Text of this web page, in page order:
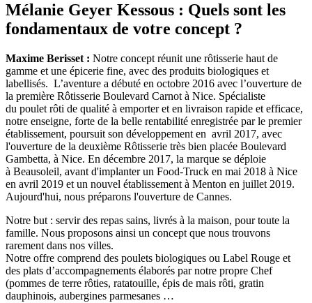
Mélanie Geyer Kessous : Quels sont les
fondamentaux de votre concept ?
Maxime Berisset : Notre concept réunit une rôtisserie haut de
gamme et une épicerie fine, avec des produits biologiques et
labellisés. L’aventure a débuté en octobre 2016 avec l’ouverture de
la première Rôtisserie Boulevard Carnot à Nice. Spécialiste
du poulet rôti de qualité à emporter et en livraison rapide et efficace,
notre enseigne, forte de la belle rentabilité enregistrée par le premier
établissement, poursuit son développement en avril 2017, avec
l'ouverture de la deuxième Rôtisserie très bien placée Boulevard
Gambetta, à Nice. En décembre 2017, la marque se déploie
à Beausoleil, avant d'implanter un Food-Truck en mai 2018 à Nice
en avril 2019 et un nouvel établissement à Menton en juillet 2019.
Aujourd'hui, nous préparons l'ouverture de Cannes.
Notre but : servir des repas sains, livrés à la maison, pour toute la
famille. Nous proposons ainsi un concept que nous trouvons
rarement dans nos villes.
Notre offre comprend des poulets biologiques ou Label Rouge et
des plats d’accompagnements élaborés par notre propre Chef
(pommes de terre rôties, ratatouille, épis de mais rôti, gratin
dauphinois, aubergines parmesanes …